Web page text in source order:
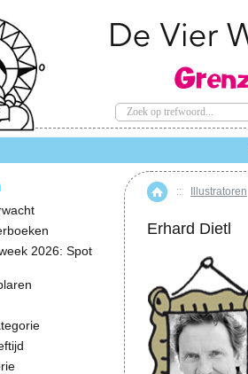
Home
:: Illustratoren
Erhard Dietl
2026: Spot